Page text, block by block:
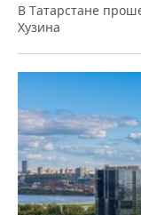
В Татарстане
Хузина